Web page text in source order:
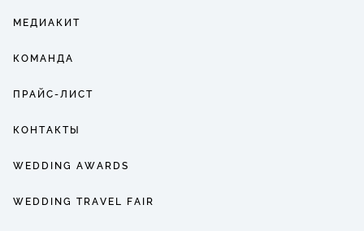
МЕДИАКИТ
КОМАНДА
ПРАЙС-ЛИСТ
КОНТАКТЫ
WEDDING AWARDS
WEDDING TRAVEL FAIR